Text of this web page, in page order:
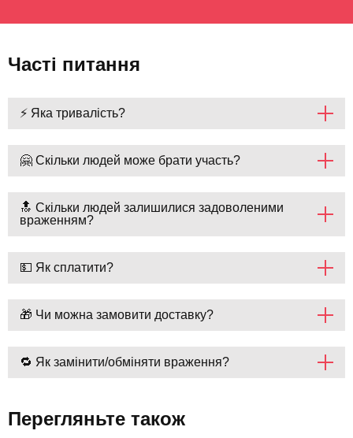
Часті питання
⚡ Яка тривалість?
🤗 Скільки людей може брати участь?
🔝 Скільки людей залишилися задоволеними
враженням?
💵 Як сплатити?
🎁 Чи можна замовити доставку?
🔁 Як замінити/обміняти враження?
Перегляньте також